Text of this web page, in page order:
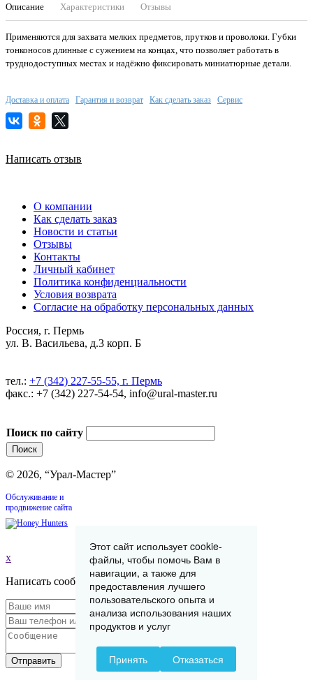
Описание Характеристики Отзывы
Применяются для захвата мелких предметов, прутков и проволоки. Губки
тонконосов длинные с сужением на концах, что позволяет работать в
труднодоступных местах и надёжно фиксировать миниатюрные детали.
Доставка и оплата Гарантия и возврат Как сделать заказ Сервис
Написать отзыв
О компании
Как сделать заказ
Новости и статьи
Отзывы
Контакты
Личный кабинет
Политика конфиденциальности
Условия возврата
Согласие на обработку персональных данных
Россия, г. Пермь
ул. В. Васильева, д.3 корп. Б
тел.: +7 (342) 227-55-55, г. Пермь
факс.: +7 (342) 227-54-54, info@ural-master.ru
Поиск по сайту
© 2026, “Урал-Мастер”
Обслуживание и
продвижение сайта
x
Написать сообщение
Отправить
Этот сайт использует cookie-
файлы, чтобы помочь Вам в
навигации, а также для
предоставления лучшего
пользовательского опыта и
анализа использования наших
продуктов и услуг
Принять Отказаться